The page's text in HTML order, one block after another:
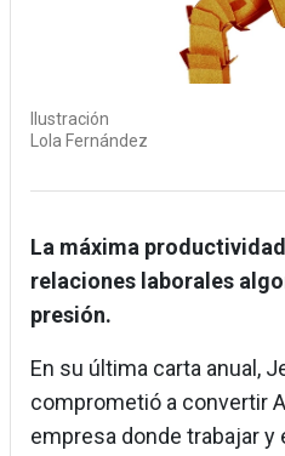
Ilustración
Lola Fernández
La máxima
relaciones laborales
presión.
En su última carta anual,
comprometió a convertir
empresa donde trabajar y